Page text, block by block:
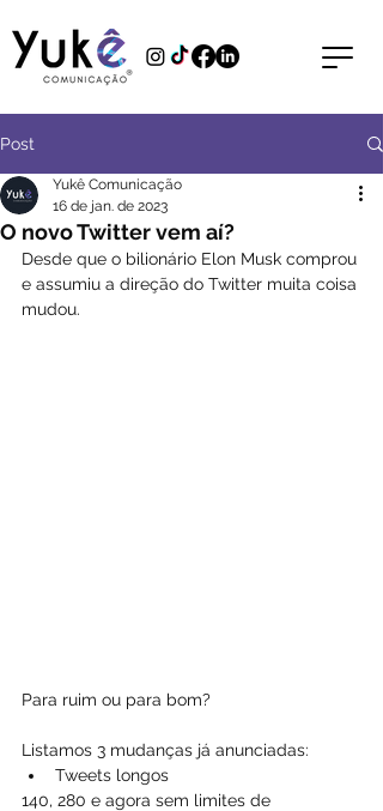
Post
O novo Twitter vem aí?
Yukê Comunicação
16 de jan. de 2023
Desde que o bilionário Elon Musk comprou
e assumiu a direção do Twitter muita coisa
mudou.
Para ruim ou para bom?
Listamos 3 mudanças já anunciadas:
Tweets longos
140, 280 e agora sem limites de